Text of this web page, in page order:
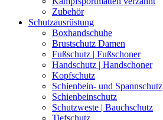
Zubehör
Schutzausrüstung
Boxhandschuhe
Brustschutz Damen
Fußschutz | Fußschoner
Handschutz | Handschoner
Kopfschutz
Schienbein- und Spannschutz
Schienbeinschutz
Schutzweste | Bauchschutz
Tiefschutz